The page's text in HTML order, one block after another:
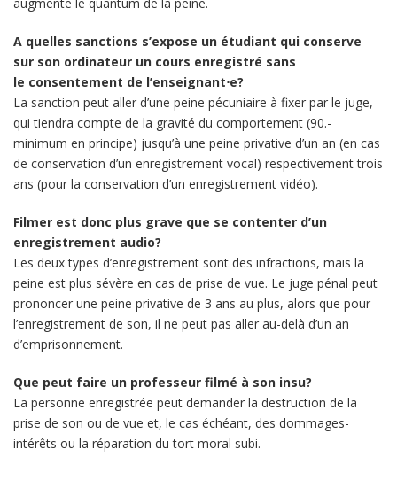
A quelles sanctions s’expose un étudiant qui conserve
sur son ordinateur un cours enregistré sans
le consentement de l’enseignant⋅e?
La sanction peut aller d’une peine pécuniaire à fixer par le juge,
qui tiendra compte de la gravité du comportement (90.-
minimum en principe) jusqu’à une peine privative d’un an (en cas
de conservation d’un enregistrement vocal) respectivement trois
ans (pour la conservation d’un enregistrement vidéo).
Filmer est donc plus grave que se contenter d’un
enregistrement audio?
Les deux types d’enregistrement sont des infractions, mais la
peine est plus sévère en cas de prise de vue. Le juge pénal peut
prononcer une peine privative de 3 ans au plus, alors que pour
l’enregistrement de son, il ne peut pas aller au-delà d’un an
d’emprisonnement.
Que peut faire un professeur filmé à son insu?
La personne enregistrée peut demander la destruction de la
prise de son ou de vue et, le cas échéant, des dommages-
intérêts ou la réparation du tort moral subi.